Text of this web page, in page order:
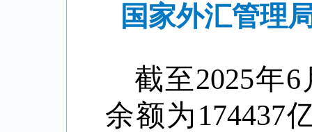
国家外汇管理
截至2025年6
余额为 174437